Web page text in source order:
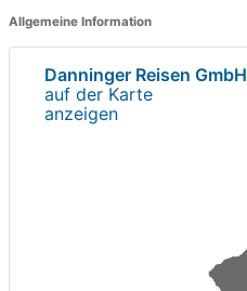
Allgemeine Information
Danninger Reisen GmbH
auf der Karte
anzeigen